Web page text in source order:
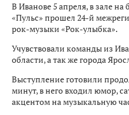
В Иванове 5 апреля, в зале
«Пульс» прошел 24-й
рок-музыки «Рок-улыбка».
Учувствовали команды из
области, а так же города
Выступление готовили
минут, в него входил юмор,
акцентом на музыкальную